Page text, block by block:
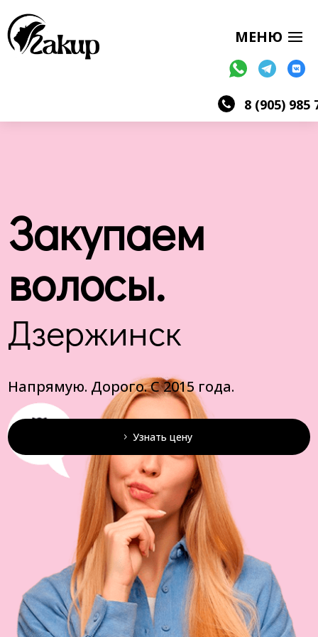
8 (905) 985
Закупаем
волосы.
Дзержинск
Напрямую. Дорого. С 2015 года.
Узнать цену